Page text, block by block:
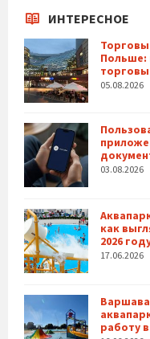
ИНТЕРЕСНОЕ
Польше:
05.08.2026
03.08.2026
как
2026
17.06.2026
Варшава
работу